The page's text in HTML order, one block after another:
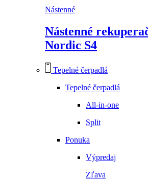
Nástenné
Nástenné
Nordic S4
Tepelné čerpadlá
Tepelné čerpadlá
All-in-one
Split
Ponuka
Výpredaj
Zľava